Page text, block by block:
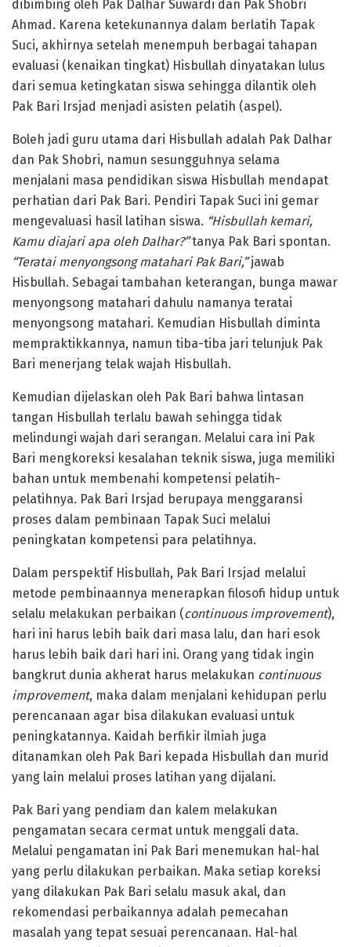
dibimbing oleh Pak Dalhar Suwardi dan Pak Shobri
Ahmad. Karena ketekunannya dalam berlatih Tapak
Suci, akhirnya setelah menempuh berbagai tahapan
evaluasi (kenaikan tingkat) Hisbullah dinyatakan lulus
dari semua ketingkatan siswa sehingga dilantik oleh
Pak Bari Irsjad menjadi asisten pelatih (aspel).
Boleh jadi guru utama dari Hisbullah adalah Pak Dalhar
dan Pak Shobri, namun sesungguhnya selama
menjalani masa pendidikan siswa Hisbullah mendapat
perhatian dari Pak Bari. Pendiri Tapak Suci ini gemar
mengevaluasi hasil latihan siswa. “Hisbullah kemari,
Kamu diajari apa oleh Dalhar?”tanya Pak Bari spontan.
“Teratai menyongsong matahari Pak Bari,”jawab
Hisbullah. Sebagai tambahan keterangan, bunga mawar
menyongsong matahari dahulu namanya teratai
menyongsong matahari. Kemudian Hisbullah diminta
mempraktikkannya, namun tiba-tiba jari telunjuk Pak
Bari menerjang telak wajah Hisbullah.
Kemudian dijelaskan oleh Pak Bari bahwa lintasan
tangan Hisbullah terlalu bawah sehingga tidak
melindungi wajah dari serangan. Melalui cara ini Pak
Bari mengkoreksi kesalahan teknik siswa, juga memiliki
bahan untuk membenahi kompetensi pelatih-
pelatihnya. Pak Bari Irsjad berupaya menggaransi
proses dalam pembinaan Tapak Suci melalui
peningkatan kompetensi para pelatihnya.
Dalam perspektif Hisbullah, Pak Bari Irsjad melalui
metode pembinaannya menerapkan filosofi hidup untuk
selalu melakukan perbaikan (continuous improvement),
hari ini harus lebih baik dari masa lalu, dan hari esok
harus lebih baik dari hari ini. Orang yang tidak ingin
bangkrut dunia akherat harus melakukan continuous
improvement, maka dalam menjalani kehidupan perlu
perencanaan agar bisa dilakukan evaluasi untuk
peningkatannya. Kaidah berfikir ilmiah juga
ditanamkan oleh Pak Bari kepada Hisbullah dan murid
yang lain melalui proses latihan yang dijalani.
Pak Bari yang pendiam dan kalem melakukan
pengamatan secara cermat untuk menggali data.
Melalui pengamatan ini Pak Bari menemukan hal-hal
yang perlu dilakukan perbaikan. Maka setiap koreksi
yang dilakukan Pak Bari selalu masuk akal, dan
rekomendasi perbaikannya adalah pemecahan
masalah yang tepat sesuai perencanaan. Hal-hal